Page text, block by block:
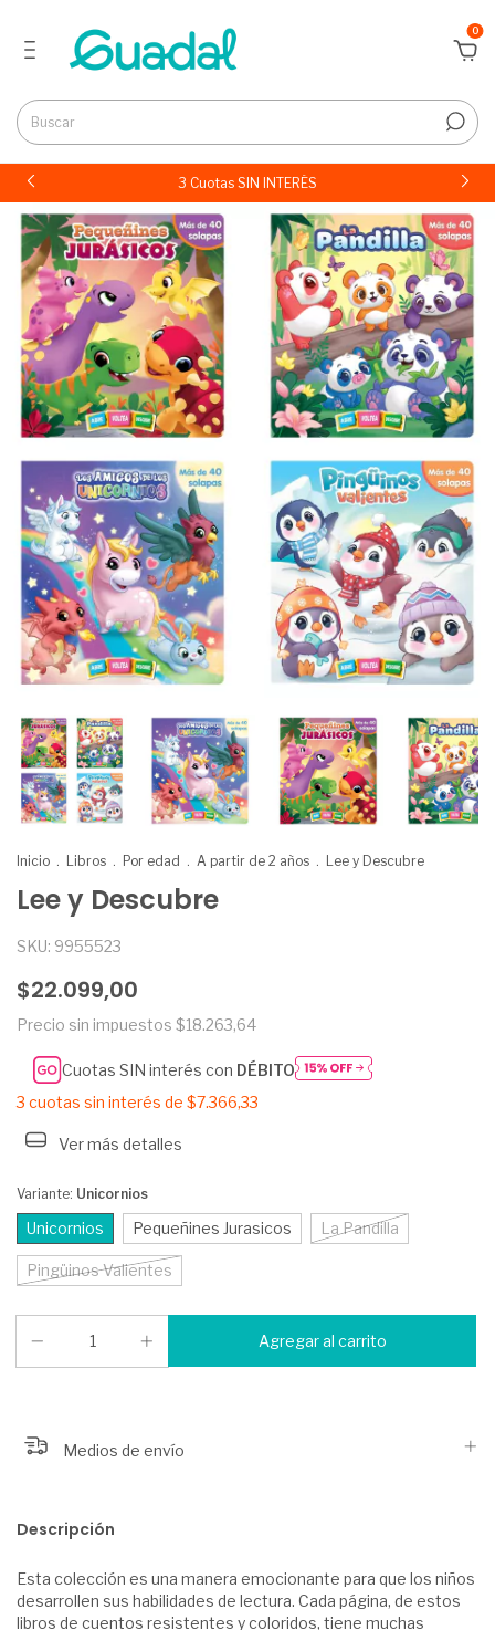
0
3 Cuotas SIN INTERÉS
Inicio . Libros . Por edad . A partir de 2 años . Lee y Descubre
Lee y Descubre
SKU: 9955523
$22.099,00
Precio sin impuestos $18.263,64
Cuotas SIN interés con DÉBITO
3 cuotas sin interés de $7.366,33
Ver más detalles
Variante: Unicornios
Unicornios Pequeñines Jurasicos La Pandilla
Pingüinos Valientes
Medios de envío
Descripción
Esta colección es una manera emocionante para que los niños
desarrollen sus habilidades de lectura. Cada página, de estos
libros de cuentos resistentes y coloridos, tiene muchas